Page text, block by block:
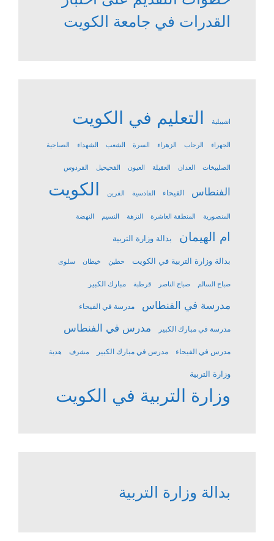
القدرات في جامعة الكويت
اشبيلية التعليم في الكويت
الجهراء الرحاب الزهراء السرة الشعب الشهداء الصباحية
الصليبخات العدان العقيلة العيون الفحيحيل الفردوس
الفنطاس الفيحاء القادسية القرين الكويت
المنصورية المنطقة العاشرة النزهة النسيم النهضة
ام الهيمان بدالة وزارة التربية
بدالة وزارة التربية في الكويت حطين خيطان سلوى
صباح السالم صباح الناصر قرطبة مبارك الكبير
مدرسة في الفنطاس مدرسة في الفيحاء
مدرسة في مبارك الكبير مدرس في الفنطاس
مدرس في الفيحاء مدرس في مبارك الكبير مشرف هدية
وزارة التربية
وزارة التربية في الكويت
بدالة وزارة التربية